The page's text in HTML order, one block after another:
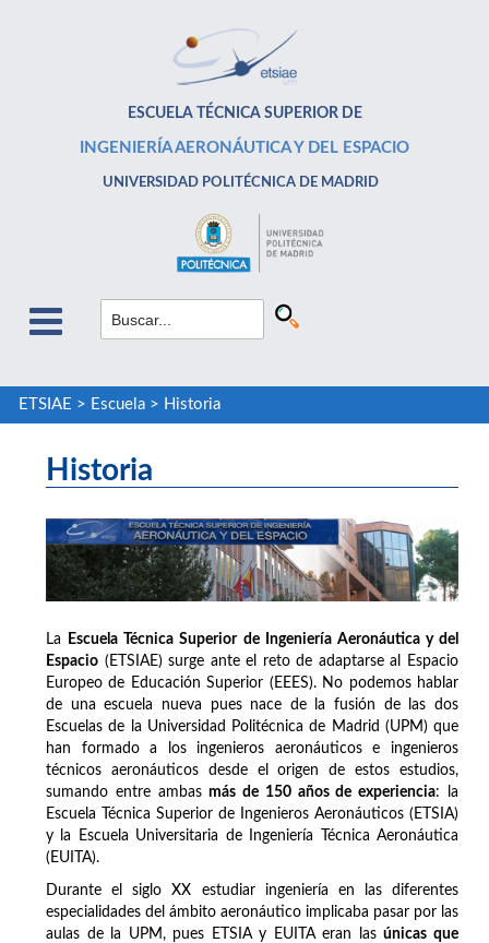
ESCUELA TÉCNICA SUPERIOR DE
INGENIERÍA AERONÁUTICA Y DEL ESPACIO
UNIVERSIDAD POLITÉCNICA DE MADRID
ETSIAE > Escuela> Historia
Historia
La
Escuela Técnica Superior de Ingeniería Aeronáutica y del
Espacio (ETSIAE) surge ante el reto de adaptarse al Espacio
Europeo de Educación Superior (EEES). No podemos hablar
de una escuela nueva pues nace de la fusión de las dos
Escuelas de la Universidad Politécnica de Madrid (UPM) que
han formado a los ingenieros aeronáuticos e ingenieros
técnicos aeronáuticos desde el origen de estos estudios,
sumando entre ambasmás de 150 años de experiencia: la
Escuela Técnica Superior de Ingenieros Aeronáuticos (ETSIA)
y la Escuela Universitaria de Ingeniería Técnica Aeronáutica
(EUITA).
Durante el siglo XX estudiar ingeniería en las diferentes
especialidades del ámbito aeronáutico implicaba pasar por las
aulas de la UPM, pues ETSIA y EUITA eran lasúnicas que